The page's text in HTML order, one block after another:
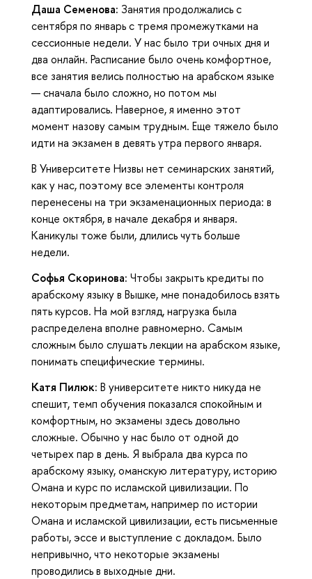
Даша Семенова: Занятия продолжались с
сентября по январь с тремя промежутками на
сессионные недели. У нас было три очных дня и
два онлайн. Расписание было очень комфортное,
все занятия велись полностью на арабском языке
— сначала было сложно, но потом мы
адаптировались. Наверное, я именно этот
момент назову самым трудным. Еще тяжело было
идти на экзамен в девять утра первого января.
В Университете Низвы нет семинарских занятий,
как у нас, поэтому все элементы контроля
перенесены на три экзаменационных периода: в
конце октября, в начале декабря и января.
Каникулы тоже были, длились чуть больше
недели.
Софья Скоринова: Чтобы закрыть кредиты по
арабскому языку в Вышке, мне понадобилось взять
пять курсов. На мой взгляд, нагрузка была
распределена вполне равномерно. Самым
сложным было слушать лекции на арабском языке,
понимать специфические термины.
Катя Пилюк: В университете никто никуда не
спешит, темп обучения показался спокойным и
комфортным, но экзамены здесь довольно
сложные. Обычно у нас было от одной до
четырех пар в день. Я выбрала два курса по
арабскому языку, оманскую литературу, историю
Омана и курс по исламской цивилизации. По
некоторым предметам, например по истории
Омана и исламской цивилизации, есть письменные
работы, эссе и выступление с докладом. Было
непривычно, что некоторые экзамены
проводились в выходные дни.